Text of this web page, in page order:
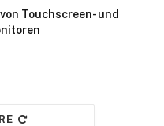
Touchscreen- und